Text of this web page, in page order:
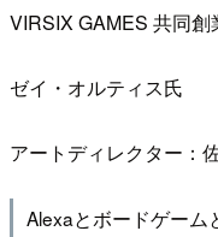
VIRSIX GAMES 共同創
ゼイ・オルティス氏
アートディレクター：
Alexaとボードゲーム